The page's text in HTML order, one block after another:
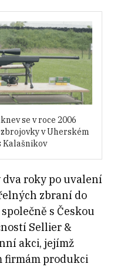
se v roce 2006
v Uherském
Kalašnikov
roky po uvalení
zbraní do
s Českou
Sellier &
akci, jejímž
firmám produkci